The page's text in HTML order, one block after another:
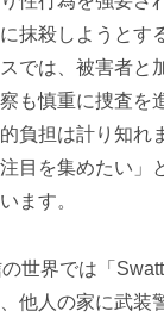
抹殺しようとす
では、被害者と
も慎重に捜査を
負担は計り知れ
目を集めたい」
ます。
世界では「
他人の家に武装